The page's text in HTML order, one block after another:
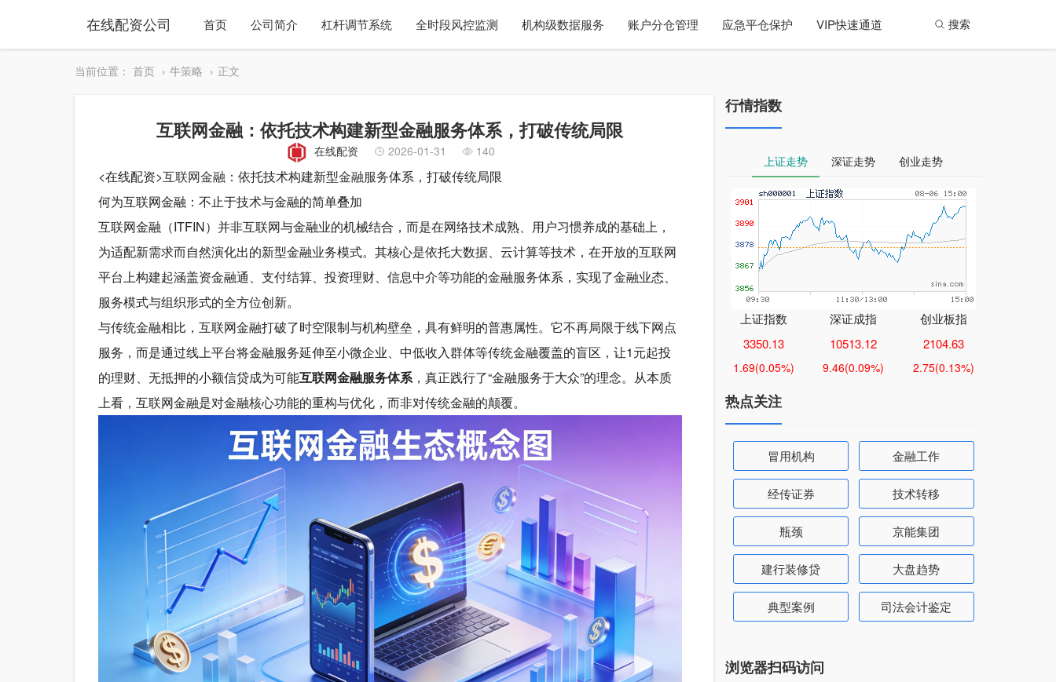
在线配资公司 首页 公司简介 杠杆调节系统 全时段风控监测 机构级数据服务 账户分仓管理 应急平仓保护 VIP快速通道 搜索
当前位置： 首页 牛策略 正文
互联网金融：依托技术构建新型金融服务体系，打破传统局限
在线配资 2026-01-31 140
<在线配资>互联网金融 ：依托技术构建新型金融服务体系，打破传统局限
何为互联网金融：不止于技术与金融的简单叠加
互联网金融（ITFIN）并非互联网与金融业的机械结合，而是在网络技术成熟、用户习惯养成的基础上，
为适配新需求而自然演化出的新型金融业务模式。其核心是依托大数据、云计算等技术，在开放的互联网
平台上构建起涵盖资金融通、支付结算、投资理财、信息中介等功能的金融服务体系，实现了金融业态、
服务模式与组织形式的全方位创新。
与传统金融相比，互联网金融打破了时空限制与机构壁垒，具有鲜明的普惠属性。它不再局限于线下网点
服务，而是通过线上平台将金融服务延伸至小微企业、中低收入群体等传统金融覆盖的盲区，让1元起投
的理财、无抵押的小额信贷成为可能互联网金融服务体系，真正践行了“金融服务于大众”的理念。从本质
上看，互联网金融是对金融核心功能的重构与优化，而非对传统金融的颠覆。
行情指数
上证走势 深证走势 创业走势
上证指数
3350.13
1.69(0.05%)
深证成指
10513.12
9.46(0.09%)
创业板指
2104.63
2.75(0.13%)
热点关注
冒用机构 金融工作
经传证券 技术转移
瓶颈 京能集团
建行装修贷 大盘趋势
典型案例 司法会计鉴定
浏览器扫码访问